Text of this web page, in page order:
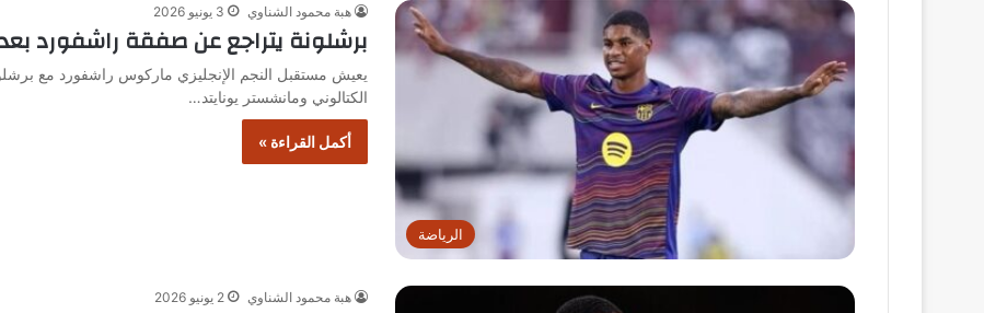
الرياضة
هبة محمود الشناوي 3 يونيو 2026
برشلونة يتراجع عن صفقة راشفورد
يعيش مستقبل النجم الإنجليزي ماركوس راشفورد مع
الكتالوني ومانشستر يونايتد…
أكمل القراءة »
هبة محمود الشناوي 2 يونيو 2026